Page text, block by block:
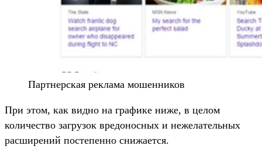
Партнерская реклама мошенников
При этом, как видно на графике ниже, в целом
количество загрузок вредоносных и нежелательных
расширений постепенно снижается.